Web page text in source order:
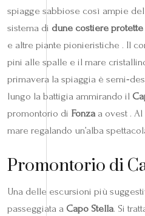
spiagge sabbiose così ampie
sistema di dune costiere protette
e altre piante pionieristiche . Il
pini alle spalle e il mare
primavera la spiaggia è
lungo la battigia ammirando il
promontorio di Fonzaa ovest . Al
mare regalando un’alba
Promontorio di
Una delle escursioni più
passeggiata a Capo Stella. Si